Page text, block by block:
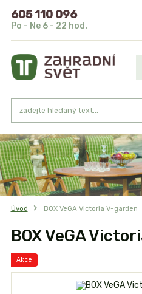
605 110 096
Po - Ne 6 - 22 hod.
Úvod BOX VeGA Victoria V-garden
BOX VeGA
Akce